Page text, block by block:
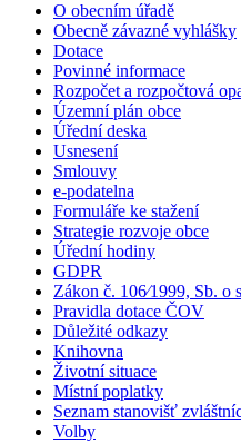
O obecním úřadě
Obecně závazné vyhlášky
Dotace
Povinné informace
Rozpočet a rozpočtová
Územní plán obce
Úřední deska
Usnesení
Smlouvy
e-podatelna
Formuláře ke stažení
Strategie rozvoje obce
Úřední hodiny
GDPR
Zákon č. 106⁄1999, Sb.
Pravidla dotace ČOV
Důležité odkazy
Knihovna
Životní situace
Místní poplatky
Seznam stanovišť
Volby